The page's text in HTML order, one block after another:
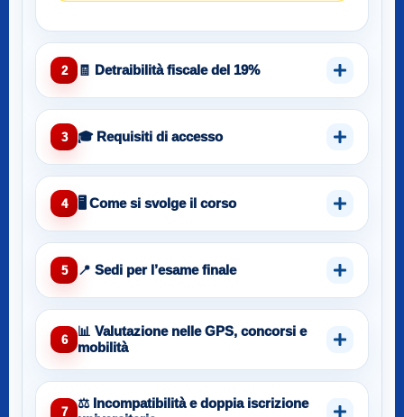
2 🧾 Detraibilità fiscale del 19%
3 🎓 Requisiti di accesso
4 🖥️ Come si svolge il corso
5 📍 Sedi per l’esame finale
6
📊 Valutazione nelle GPS, concorsi e
mobilità
7
⚖️ Incompatibilità e doppia iscrizione